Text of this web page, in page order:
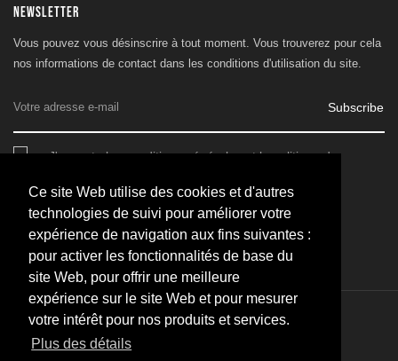
Ce site Web utilise des cookies et d'autres
technologies de suivi pour améliorer votre
expérience de navigation aux fins suivantes :
pour activer les fonctionnalités de base du
site Web, pour offrir une meilleure
expérience sur le site Web et pour mesurer
votre intérêt pour nos produits et services.
Plus des détails
NEWSLETTER
Vous pouvez vous désinscrire à tout moment. Vous trouverez pour cela
nos informations de contact dans les conditions d'utilisation du site.
Subscribe
J'accepte les conditions générales et la politique de
© 2026 - SARL Valandre